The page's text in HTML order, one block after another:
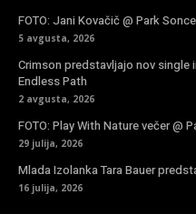
FOTO: Jani Kovačič @ Park
5 avgusta, 2026
Crimson predstavljajo nov single
Endless Path
2 avgusta, 2026
FOTO: Play With Nature večer @
29 julija, 2026
Mlada Izolanka Tara Bauer
16 julija, 2026